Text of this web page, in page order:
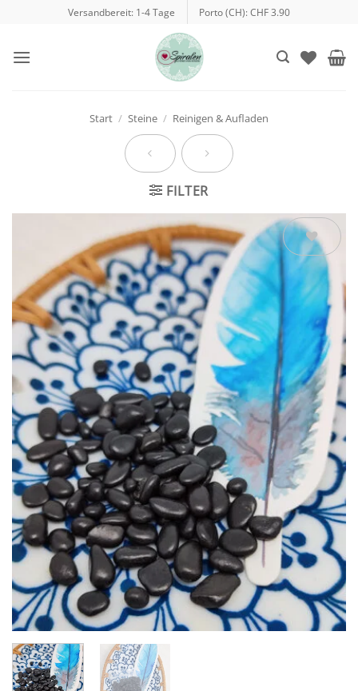
springen
Versandbereit: 1-4 Tage Porto (CH): CHF 3.90
Start / Steine / Reinigen & Aufladen
FILTER
Auf die
Wunschliste